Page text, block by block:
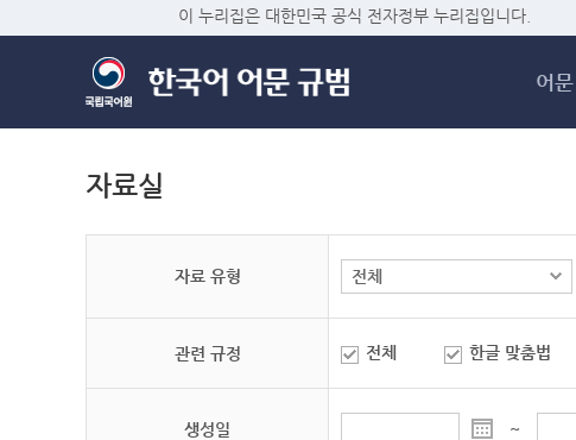
이 누리집은 대한민국 공식 전자정부 누리집입니다.
어
자료실
자료 유형
관련 규정 전체 한글 맞춤법
생성일 ~